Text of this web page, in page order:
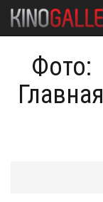
Фото:
Главная